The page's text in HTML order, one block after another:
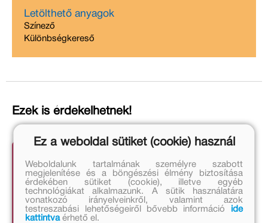
Letölthető anyagok
Színező
Különbségkereső
Ezek is érdekelhetnek!
Ez a weboldal sütiket (cookie) használ
Weboldalunk tartalmának személyre szabott
megjelenítése és a böngészési élmény biztosítása
érdekében sütiket (cookie), illetve egyéb
technológiákat alkalmazunk. A sütik használatára
vonatkozó irányelveinkről, valamint azok
testreszabási lehetőségeiről bővebb információ
ide
kattintvaérhető el.